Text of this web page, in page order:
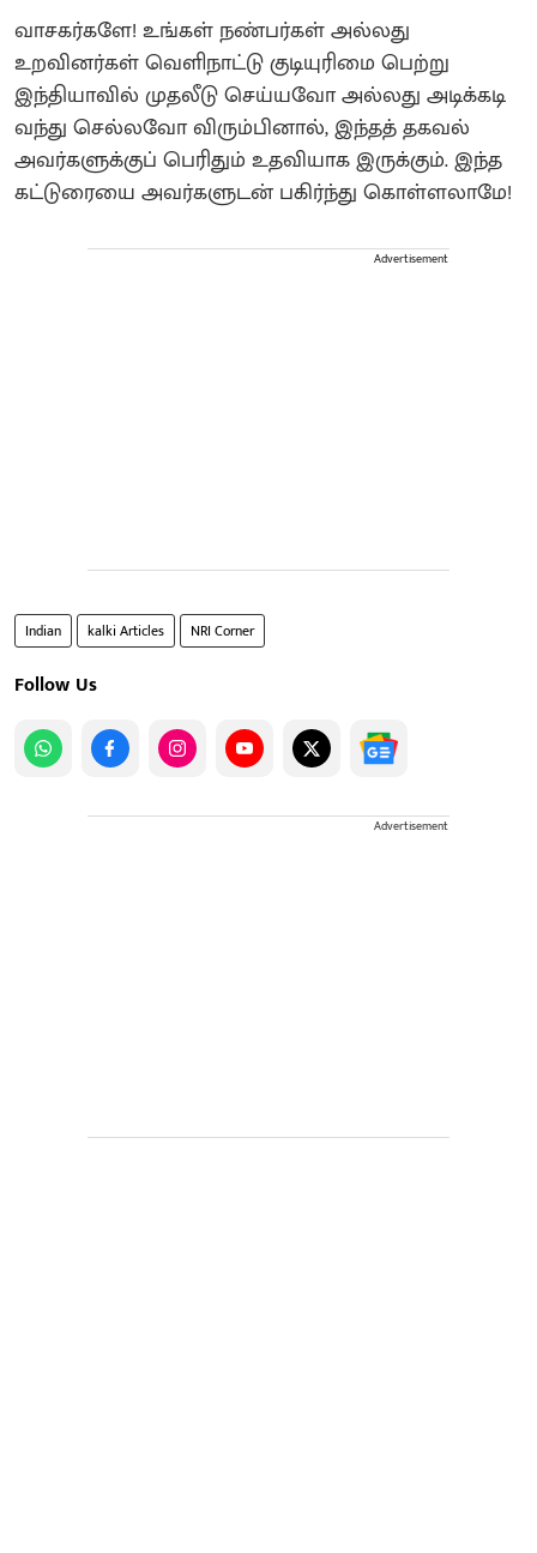
வாசகர்களே! உங்கள் நண்பர்கள் அல்லது
உறவினர்கள் வெளிநாட்டு குடியுரிமை பெற்று
இந்தியாவில் முதலீடு செய்யவோ அல்லது அடிக்கடி
வந்து செல்லவோ விரும்பினால், இந்தத் தகவல்
அவர்களுக்குப் பெரிதும் உதவியாக இருக்கும். இந்த
கட்டுரையை அவர்களுடன் பகிர்ந்து கொள்ளலாமே!
Advertisement
Indian kalki Articles NRI Corner
Follow Us
Advertisement